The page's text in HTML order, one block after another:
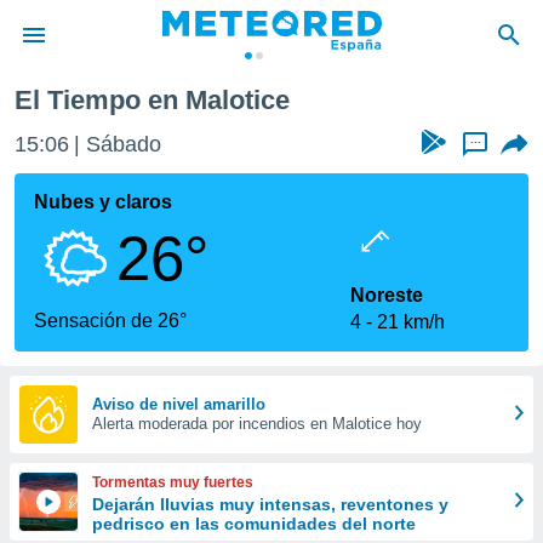
de
por
que se
calidad.
a este
las
y
forma
digital
basada
El Tiempo en Malotice
15:06 Sábado ...
Nubes y claros
26°
Sensación de 26°
Noreste
4
21 km/h
Aviso de nivel amarillo
Alerta moderada por incendios en Malotice hoy
Tormentas muy fuertes
Dejarán lluvias muy intensas, reventones y
pedrisco en las comunidades del norte